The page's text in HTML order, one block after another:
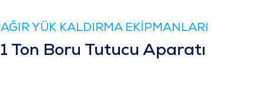
AĞIR YÜK KALDIRMA EKİPMANLARI
1 Ton Boru Tutucu Aparatı